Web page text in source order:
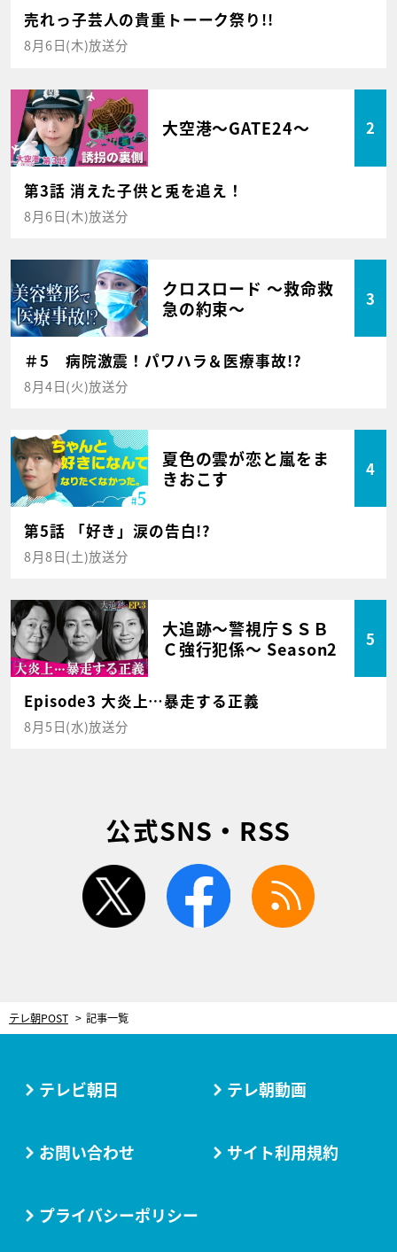
売れっ子芸人の貴重トーーク祭り!!
8月6日(木)放送分
大空港～GATE24～ 2
第3話 消えた子供と兎を追え！
8月6日(木)放送分
クロスロード ～救命救
急の約束～
3
＃5 病院激震！パワハラ＆医療事故!?
8月4日(火)放送分
夏色の雲が恋と嵐をま
きおこす
4
第5話 「好き」涙の告白!?
8月8日(土)放送分
大追跡～警視庁ＳＳＢ
Ｃ強行犯係～ Season2
5
Episode3 大炎上…暴走する正義
8月5日(水)放送分
公式SNS・RSS
twitter facebook
テレ朝POST 記事一覧
テレビ朝日 テレ朝動画
お問い合わせ サイト利用規約
プライバシーポリシー